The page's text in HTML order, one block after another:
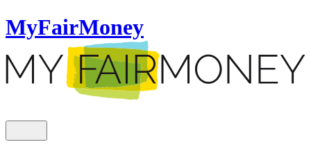
MyFairMoney